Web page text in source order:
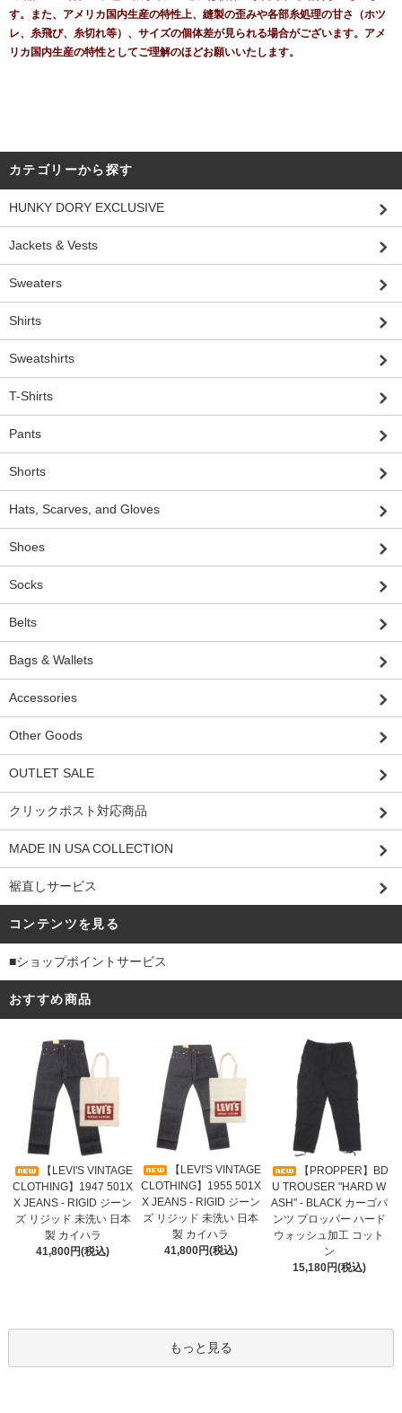
す。また、アメリカ国内生産の特性上、縫製の歪みや各部糸処理の甘さ（ホツ
レ、糸飛び、糸切れ等）、サイズの個体差が見られる場合がございます。アメ
リカ国内生産の特性としてご理解のほどお願いいたします。
カテゴリーから探す
HUNKY DORY EXCLUSIVE
Jackets & Vests
Sweaters
Shirts
Sweatshirts
T-Shirts
Pants
Shorts
Hats, Scarves, and Gloves
Shoes
Socks
Belts
Bags & Wallets
Accessories
Other Goods
OUTLET SALE
クリックポスト対応商品
MADE IN USA COLLECTION
裾直しサービス
コンテンツを見る
■ショップポイントサービス
おすすめ商品
【LEVI'S VINTAGE
CLOTHING】1947 501X
X JEANS - RIGID ジーン
ズ リジッド 未洗い 日本
製 カイハラ
41,800円(税込)
【LEVI'S VINTAGE
CLOTHING】1955 501X
X JEANS - RIGID ジーン
ズ リジッド 未洗い 日本
製 カイハラ
41,800円(税込)
【PROPPER】BD
U TROUSER "HARD W
ASH" - BLACK カーゴパ
ンツ プロッパー ハード
ウォッシュ加工 コット
ン
15,180円(税込)
もっと見る